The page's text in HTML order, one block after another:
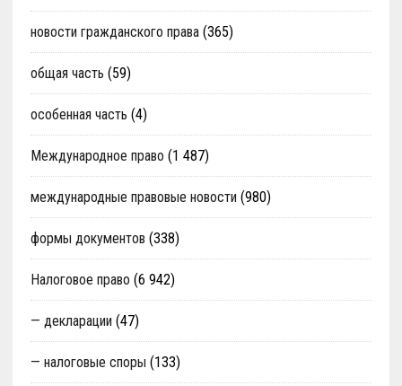
новости гражданского права(365)
общая часть (59)
особенная часть (4)
Международное право (1 487)
международные правовые новости (980)
формы документов (338)
Налоговое право (6 942)
— декларации (47)
— налоговые споры (133)